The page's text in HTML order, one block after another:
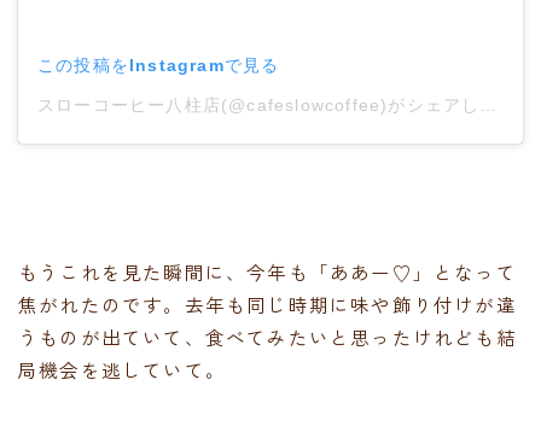
この投稿をInstagramで見る
もうこれを見た瞬間に、今年も「ああー♡」となって
焦がれたのです。去年も同じ時期に味や飾り付けが違
うものが出ていて、食べてみたいと思ったけれども結
局機会を逃していて。